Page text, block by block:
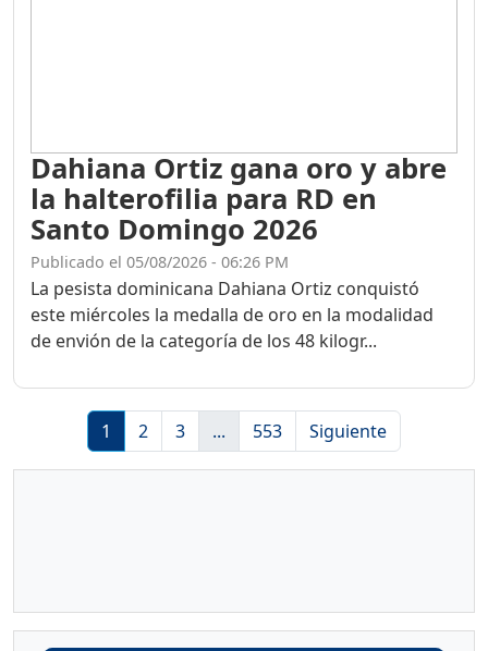
Dahiana Ortiz gana oro y abre
la halterofilia para RD en
Santo Domingo 2026
Publicado el 05/08/2026 - 06:26 PM
La pesista dominicana Dahiana Ortiz conquistó
este miércoles la medalla de oro en la modalidad
de envión de la categoría de los 48 kilogr...
1 2 3 ... 553 Siguiente